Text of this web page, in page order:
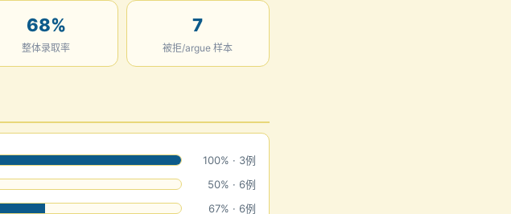
68%
整体录取率
7
被拒/argue 样本
100% · 3例
50% · 6例
67% · 6例